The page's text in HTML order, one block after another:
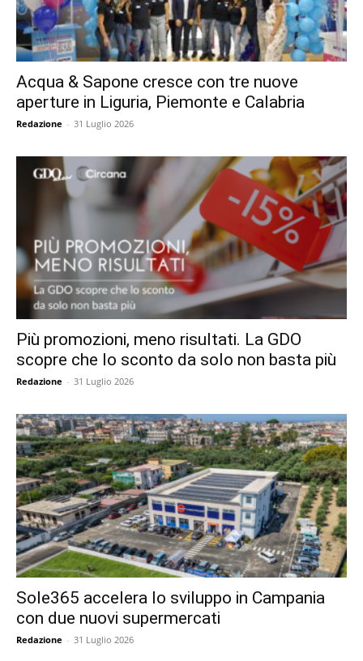
Acqua & Sapone cresce con tre nuove
aperture in Liguria, Piemonte e Calabria
Redazione - 31 Luglio 2026
Più promozioni, meno risultati. La GDO
scopre che lo sconto da solo non basta più
Redazione - 31 Luglio 2026
Sole365 accelera lo sviluppo in Campania
con due nuovi supermercati
Redazione - 31 Luglio 2026